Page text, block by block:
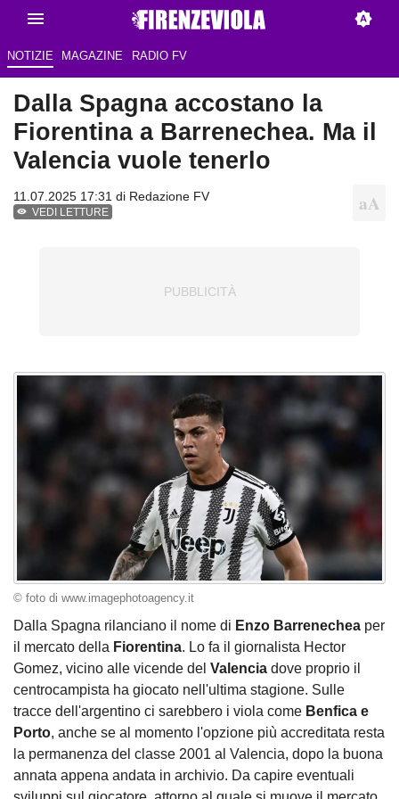
NOTIZIE MAGAZINE RADIO FV
Dalla Spagna accostano la
Fiorentina a Barrenechea. Ma il
Valencia vuole tenerlo
11.07.2025 17:31 di Redazione FV
VEDI LETTURE
© foto di www.imagephotoagency.it
Dalla Spagna rilanciano il nome di Enzo Barrenechea per
il mercato della Fiorentina. Lo fa il giornalista Hector
Gomez, vicino alle vicende del Valencia dove proprio il
centrocampista ha giocato nell'ultima stagione. Sulle
tracce dell'argentino ci sarebbero i viola come Benfica e
Porto, anche se al momento l'opzione più accreditata resta
la permanenza del classe 2001 al Valencia, dopo la buona
annata appena andata in archivio. Da capire eventuali